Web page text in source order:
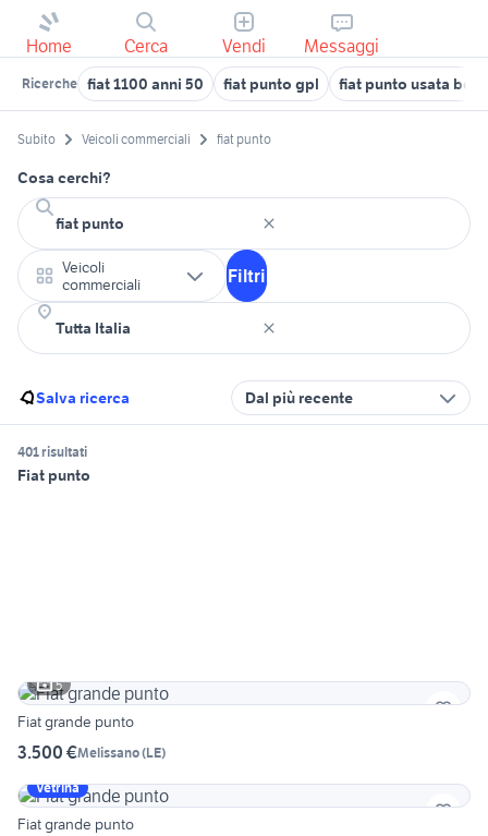
Home Cerca Vendi Messaggi
Ricerche fiat 1100 anni 50 fiat punto gpl fiat punto usata
Subito Veicoli commerciali fiat punto
Cosa cerchi?
Veicoli
commerciali
Filtri
Salva ricerca Dal più recente
401 risultati
Fiat punto
5
Fiat grande punto
3.500 €Melissano(LE)
Vetrina
Fiat grande punto